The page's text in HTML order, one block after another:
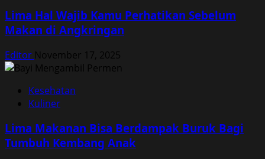
Lima Hal Wajib Kamu Perhatikan Sebelum
Makan di Angkringan
Editor November 17, 2025
Kesehatan
Kuliner
Lima Makanan Bisa Berdampak Buruk Bagi
Tumbuh Kembang Anak